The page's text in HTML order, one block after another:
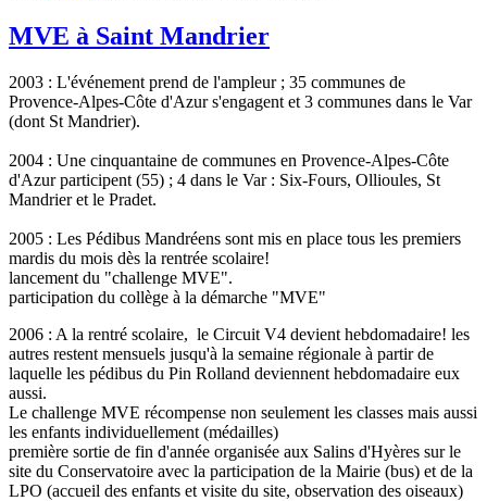
MVE à Saint Mandrier
2003 : L'événement prend de l'ampleur ; 35 communes de
Provence-Alpes-Côte d'Azur s'engagent et 3 communes dans le Var
(dont St Mandrier).
2004 : Une cinquantaine de communes en Provence-Alpes-Côte
d'Azur participent (55) ; 4 dans le Var : Six-Fours, Ollioules, St
Mandrier et le Pradet.
2005 : Les Pédibus Mandréens sont mis en place tous les premiers
mardis du mois dès la rentrée scolaire!
lancement du "challenge MVE".
participation du collège à la démarche "MVE"
2006 : A la rentré scolaire, le Circuit V4 devient hebdomadaire! les
autres restent mensuels jusqu'à la semaine régionale à partir de
laquelle les pédibus du Pin Rolland deviennent hebdomadaire eux
aussi.
Le challenge MVE récompense non seulement les classes mais aussi
les enfants individuellement (médailles)
première sortie de fin d'année organisée aux Salins d'Hyères sur le
site du Conservatoire avec la participation de la Mairie (bus) et de la
LPO (accueil des enfants et visite du site, observation des oiseaux)